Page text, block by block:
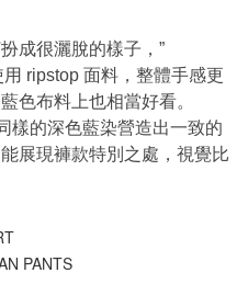
成很灑脫的樣子， ”
ripstop 面料，整體手感更
色布料上也相當好看。
樣的深色藍染營造出一致的
展現褲款特別之處，視覺比
PANTS